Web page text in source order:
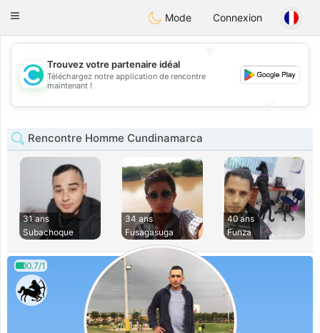
olombiaCitas
Toggle
Mode Connexion
💖
💕
Trouvez votre partenaire idéal
Téléchargez notre application de rencontre
maintenant !
Rencontre Homme Cundinamarca
31 ans
Subachoque
34 ans
Fusagasuga
40 ans
Funza
0.7/1